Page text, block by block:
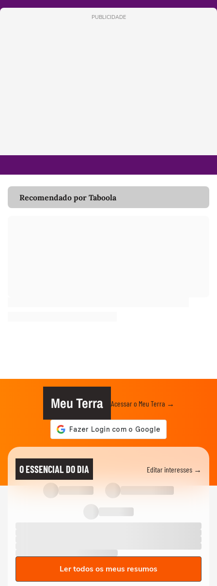
PUBLICIDADE
Recomendado por Taboola
Meu Terra Acessar o Meu Terra →
O ESSENCIAL DO DIA Editar interesses →
Ler todos os meus resumos